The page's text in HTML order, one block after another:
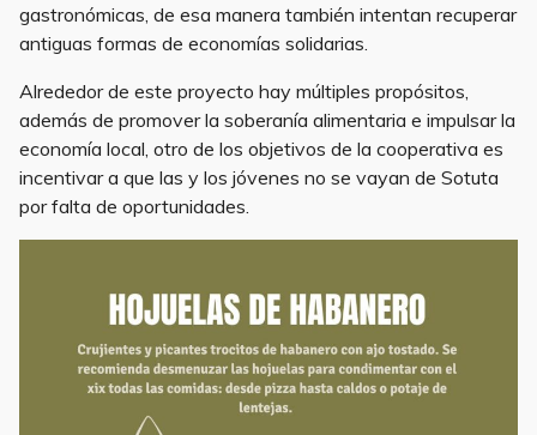
gastronómicas, de esa manera también intentan recuperar
antiguas formas de economías solidarias.
Alrededor de este proyecto hay múltiples propósitos,
además de promover la soberanía alimentaria e impulsar la
economía local, otro de los objetivos de la cooperativa es
incentivar a que las y los jóvenes no se vayan de Sotuta
por falta de oportunidades.